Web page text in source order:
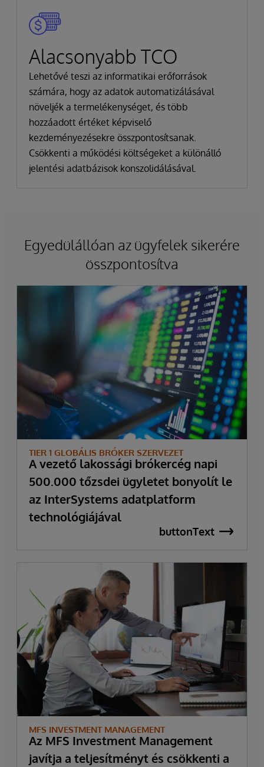
Alacsonyabb TCO
Lehetővé teszi az informatikai erőforrások
számára, hogy az adatok automatizálásával
növeljék a termelékenységet, és több
hozzáadott értéket képviselő
kezdeményezésekre összpontosítsanak.
Csökkenti a működési költségeket a különálló
jelentési adatbázisok konszolidálásával.
Egyedülállóan az ügyfelek sikerére
összpontosítva
TIER 1 GLOBÁLIS BRÓKER SZERVEZET
A vezető lakossági brókercég napi
500.000 tőzsdei ügyletet bonyolít le
az InterSystems adatplatform
technológiájával
buttonText
MFS INVESTMENT MANAGEMENT
Az MFS Investment Management
javítja a teljesítményt és csökkenti a